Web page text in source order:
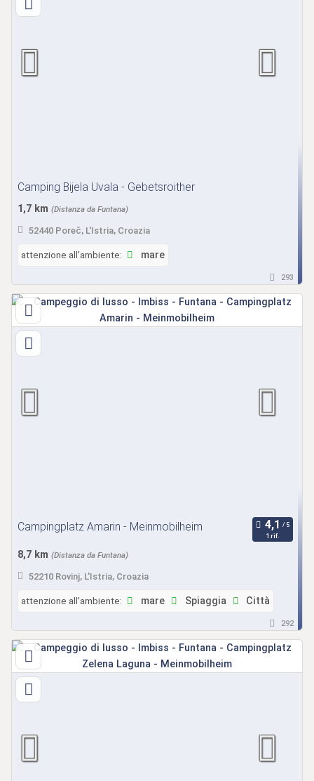
Camping Bijela Uvala - Gebetsroither
1,7 km (Distanza da Funtana)
52440 Poreč, L'Istria, Croazia
attenzione all'ambiente: mare
293
Campingplatz Amarin - Meinmobilheim
1 rif.
8,7 km (Distanza da Funtana)
52210 Rovinj, L'Istria, Croazia
attenzione all'ambiente: mare Spiaggia Città
292